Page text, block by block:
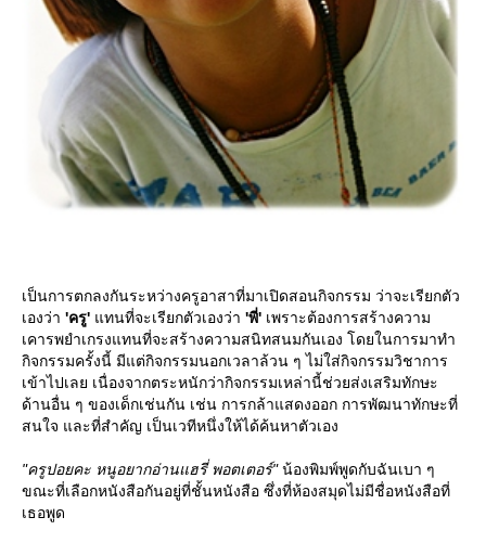
เป็นการตกลงกันระหว่างครูอาสาที่มาเปิดสอนกิจกรรม ว่าจะเรียกตัว
เองว่า 'ครู' ทนที่จะเรียกตัวเองว่า 'พี่' เพราะต้องการสร้างความ
เคารพยำเกรงแทนที่จะสร้างความสนิทสนมกันเอง โดยในการมาทำ
กิจกรรมครั้งนี้ มีแต่กิจกรรมนอกเวลาล้วน ๆ ไม่ใส่กิจกรรมวิชาการ
เข้าไปเลย เนื่องจากตระหนักว่ากิจกรรมเหล่านี้ช่วยส่งเสริมทักษะ
ด้านอื่น ๆ ของเด็กเช่นกัน เช่น การกล้าแสดงออก การพัฒนาทักษะที่
สนใจ และที่สำคัญ เป็นเวทีหนึ่งให้ได้ค้นหาตัวเอง
"ครูปอยคะ หนูอยากอ่านแฮรี่ พอตเตอร์"น้องพิมพ์พูดกับฉันเบา ๆ
ขณะที่เลือกหนังสือกันอยู่ที่ชั้นหนังสือ ซึ่งที่ห้องสมุดไม่มีชื่อหนังสือที่
เธอพูด